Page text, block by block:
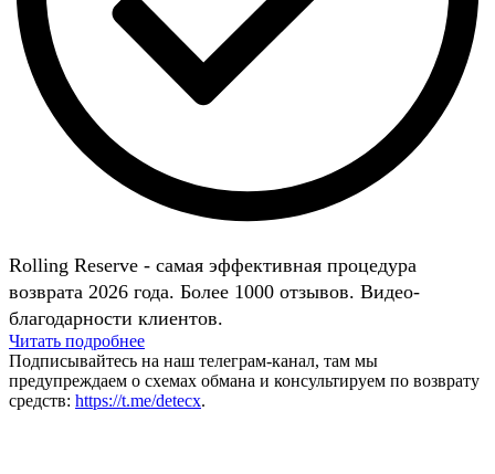
Rolling Reserve - самая эффективная процедура
возврата 2026 года. Более 1000 отзывов. Видео-
благодарности клиентов.
Читать подробнее
Подписывайтесь на наш телеграм-канал, там мы
предупреждаем о схемах обмана и консультируем по возврату
средств: https://t.me/detecx.